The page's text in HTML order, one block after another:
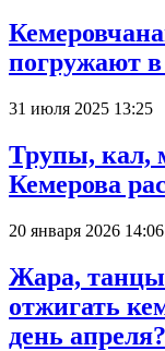
погружают в
31 июля 2025 13:25
Трупы, кал,
Кемерова
20 января 2026 14:06
Жара, танцы
отжигать
день апреля?